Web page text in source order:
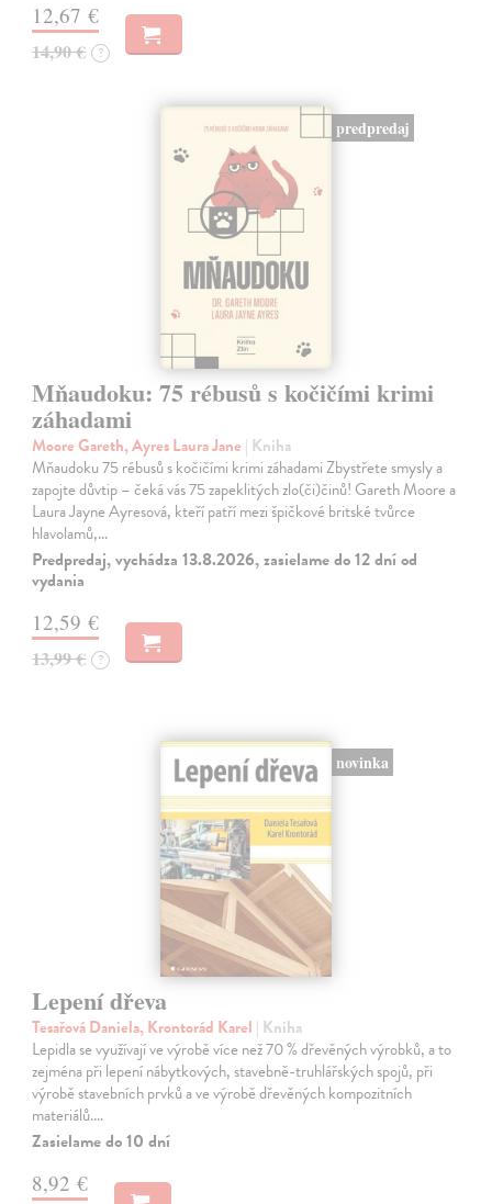
12,67 €
14,90 € ?
predpredaj
Mňaudoku: 75 rébusů s kočičími krimi
záhadami
Moore Gareth, Ayres Laura Jane | Kniha
Mňaudoku 75 rébusů s kočičími krimi záhadami Zbystřete smysly a
zapojte důvtip – čeká vás 75 zapeklitých zlo(či)činů! Gareth Moore a
Laura Jayne Ayresová, kteří patří mezi špičkové britské tvůrce
hlavolamů,…
Predpredaj, vychádza 13.8.2026, zasielame do 12 dní od
vydania
12,59 €
13,99 € ?
novinka
Lepení dřeva
Tesařová Daniela, Krontorád Karel | Kniha
Lepidla se využívají ve výrobě více než 70 % dřevěných výrobků, a to
zejména při lepení nábytkových, stavebně-truhlářských spojů, při
výrobě stavebních prvků a ve výrobě dřevěných kompozitních
materiálů.…
Zasielame do 10 dní
8,92 €